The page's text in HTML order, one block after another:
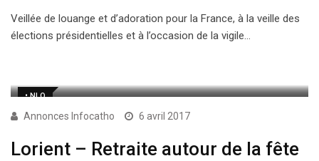
Veillée de louange et d’adoration pour la France, à la veille des
élections présidentielles et à l’occasion de la vigile…
• NLQ
Annonces Infocatho 6 avril 2017
Lorient – Retraite autour de la fête